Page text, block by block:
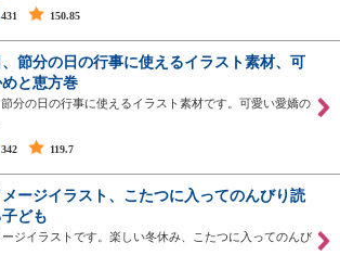
431 150.85
、節分の日の行事に使えるイラスト素材、可
と恵方巻
節分の日の行事に使えるイラスト素材です。可愛い愛嬌の
342 119.7
メージイラスト、こたつに入ってのんびり読
ども
ージイラストです。楽しい冬休み、こたつに入ってのんび